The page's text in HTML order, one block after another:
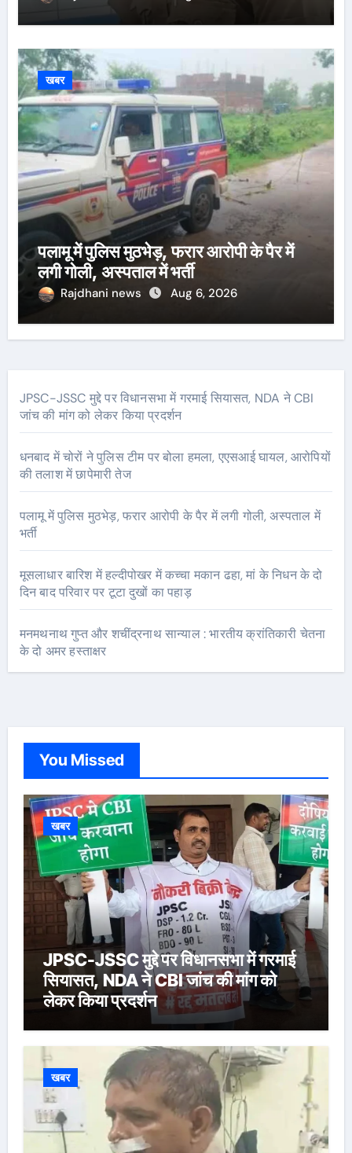
खबर
पलामू में पुलिस मुठभेड़, फरार आरोपी के पैर में
लगी गोली, अस्पताल में भर्ती
Rajdhani news Aug 6, 2026
JPSC-JSSC मुद्दे पर विधानसभा में गरमाई सियासत, NDA ने CBI
जांच की मांग को लेकर किया प्रदर्शन
धनबाद में चोरों ने पुलिस टीम पर बोला हमला, एएसआई घायल, आरोपियों
की तलाश में छापेमारी तेज
पलामू में पुलिस मुठभेड़, फरार आरोपी के पैर में लगी गोली, अस्पताल में
भर्ती
मूसलाधार बारिश में हल्दीपोखर में कच्चा मकान ढहा, मां के निधन के दो
दिन बाद परिवार पर टूटा दुखों का पहाड़
मनमथनाथ गुप्त और शचींद्रनाथ सान्याल : भारतीय क्रांतिकारी चेतना
के दो अमर हस्ताक्षर
You Missed
खबर
JPSC-JSSC मुद्दे पर विधानसभा में गरमाई
सियासत, NDA ने CBI जांच की मांग को
लेकर किया प्रदर्शन
खबर